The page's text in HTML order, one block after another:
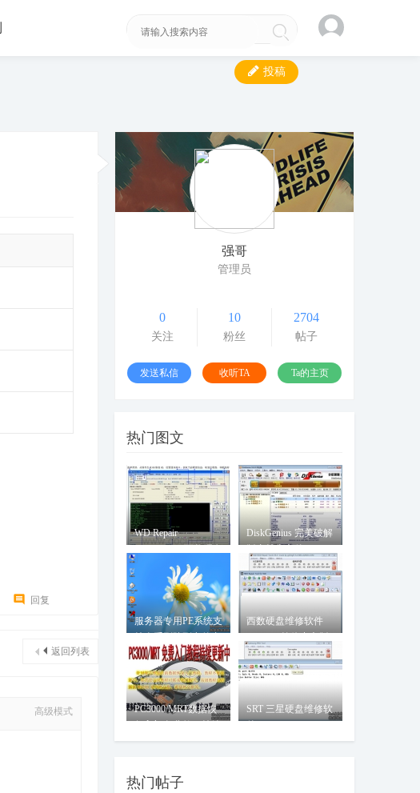
投稿
回复
返回列表
高级模式
强哥
管理员
0
关注
10
粉丝
2704
帖子
发送私信 收听TA Ta的主页
热门图文
WD Repair
专修工具
DiskGenius 完美破解
服务器专用PE系统支
用服
西数硬盘维修软件
PC3000/MRT数据恢
更新中
SRT 三星硬盘维修软
热门帖子